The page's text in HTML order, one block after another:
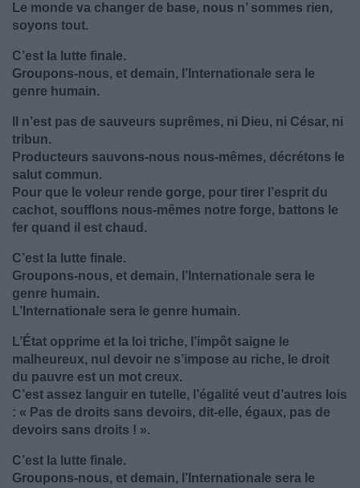
Le monde va changer de base, nous n’ sommes rien,
soyons tout.
C’est la lutte finale.
Groupons-nous, et demain, l’Internationale sera le
genre humain.
Il n’est pas de sauveurs suprêmes, ni Dieu, ni César, ni
tribun.
Producteurs sauvons-nous nous-mêmes, décrétons le
salut commun.
Pour que le voleur rende gorge, pour tirer l’esprit du
cachot, soufflons nous-mêmes notre forge, battons le
fer quand il est chaud.
C’est la lutte finale.
Groupons-nous, et demain, l’Internationale sera le
genre humain.
L’Internationale sera le genre humain.
L’État opprime et la loi triche, l’impôt saigne le
malheureux, nul devoir ne s’impose au riche, le droit
du pauvre est un mot creux.
C’est assez languir en tutelle, l’égalité veut d’autres lois
: « Pas de droits sans devoirs, dit-elle, égaux, pas de
devoirs sans droits ! ».
C’est la lutte finale.
Groupons-nous, et demain, l’Internationale sera le